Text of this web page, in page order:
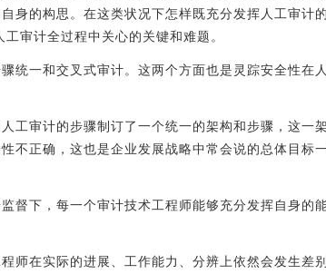
身的构思。在这类状况下怎样既充分发挥人工审计
审计全过程中关心的关键和难题。
统一和交叉式审计。这两个方面也是灵踪安全性在
工审计的步骤制订了一个统一的架构和步骤，这一
不正确，这也是企业发展战略中常会说的总体目标
督下，每一个审计技术工程师能够充分发挥自身的
师在实际的进展、工作能力、分辨上依然会发生差